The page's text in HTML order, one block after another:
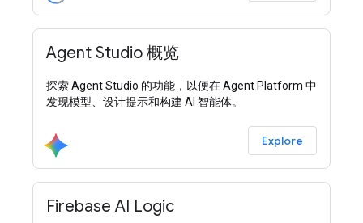
Agent Studio 概览
探索 Agent Studio 的功能，以便在 Agent Platform 中
发现模型、设计提示和构建 AI 智能体。
Explore
Firebase AI Logic